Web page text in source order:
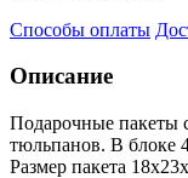
Способы оплаты
Описание
Подарочные пакеты
тюльпанов. В блоке
Размер пакета